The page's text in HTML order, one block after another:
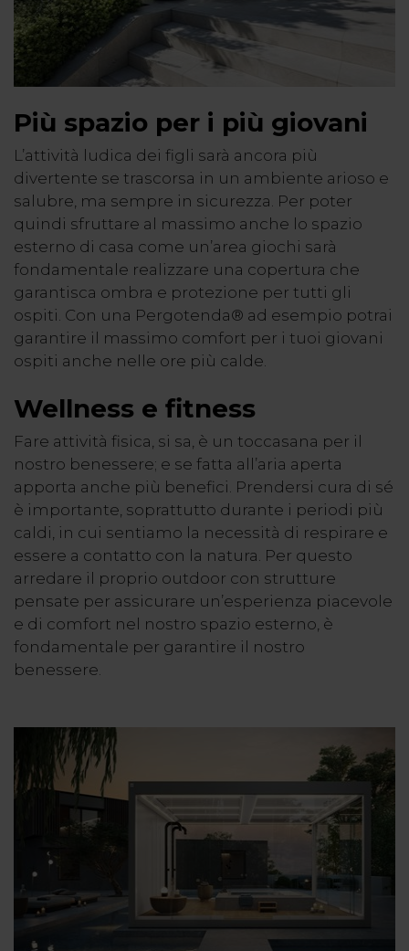
Più spazio per i più giovani
L’attività ludica dei figli sarà ancora più
divertente se trascorsa in un ambiente arioso e
salubre, ma sempre in sicurezza. Per poter
quindi sfruttare al massimo anche lo spazio
esterno di casa come un’area giochi sarà
fondamentale realizzare una copertura che
garantisca ombra e protezione per tutti gli
ospiti. Con una Pergotenda® ad esempio potrai
garantire il massimo comfort per i tuoi giovani
ospiti anche nelle ore più calde.
Wellness e fitness
Fare attività fisica, si sa, è un toccasana per il
nostro benessere; e se fatta all’aria aperta
apporta anche più benefici. Prendersi cura di sé
è importante, soprattutto durante i periodi più
caldi, in cui sentiamo la necessità di respirare e
essere a contatto con la natura. Per questo
arredare il proprio outdoor con strutture
pensate per assicurare un’esperienza piacevole
e di comfort nel nostro spazio esterno, è
fondamentale per garantire il nostro
benessere.